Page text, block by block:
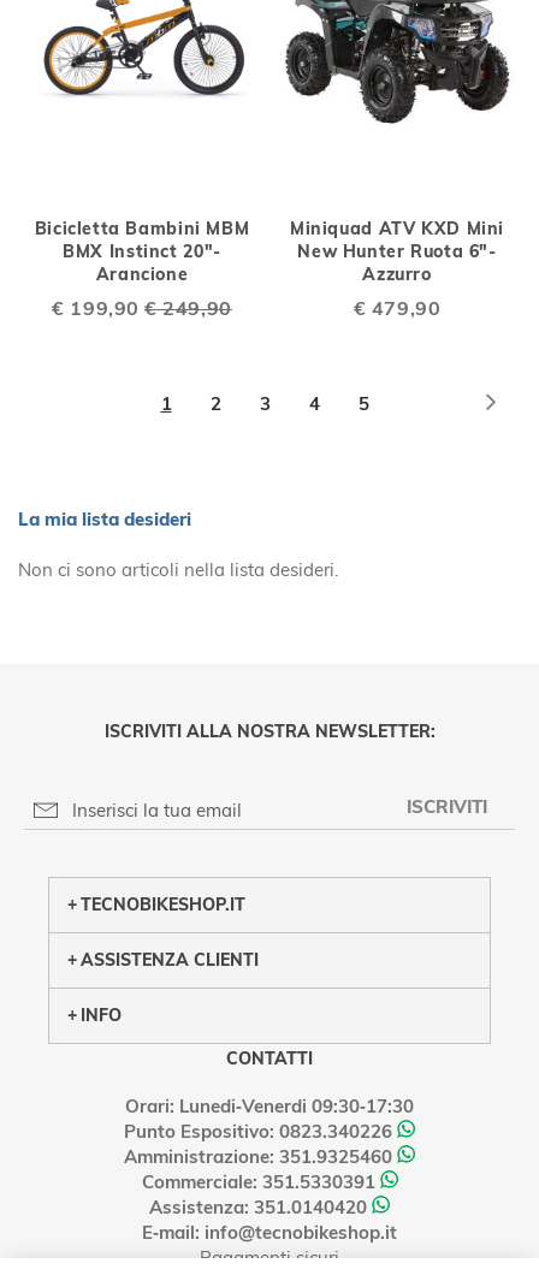
Bicicletta Bambini MBM
BMX Instinct 20"-
Arancione
Special
€ 199,90 € 249,90
Miniquad ATV KXD Mini
New Hunter Ruota 6"-
Azzurro
€ 479,90
Pagina
Attualmente
la
1 Pagina
2 Pagina
3 Pagina
4 Pagina
5
La mia lista desideri
Non ci sono articoli nella lista desideri.
ISCRIVITI ALLA NOSTRA NEWSLETTER:
PRIVACY POLICY
ISCRIVITI
TECNOBIKESHOP.IT
ASSISTENZA CLIENTI
INFO
CONTATTI
Orari: Lunedi‑Venerdi 09:30‑17:30
Punto Espositivo: 0823.340226
Amministrazione: 351.9325460
Commerciale: 351.5330391
Assistenza: 351.0140420
E‑mail: info@tecnobikeshop.it
Pagamenti sicuri